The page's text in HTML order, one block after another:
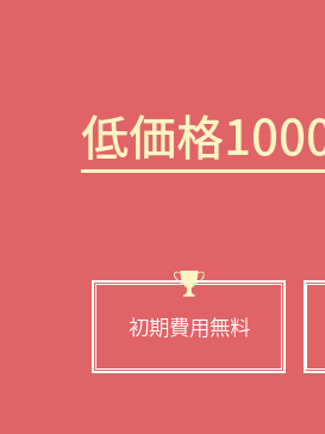
低価格
初期費用無料